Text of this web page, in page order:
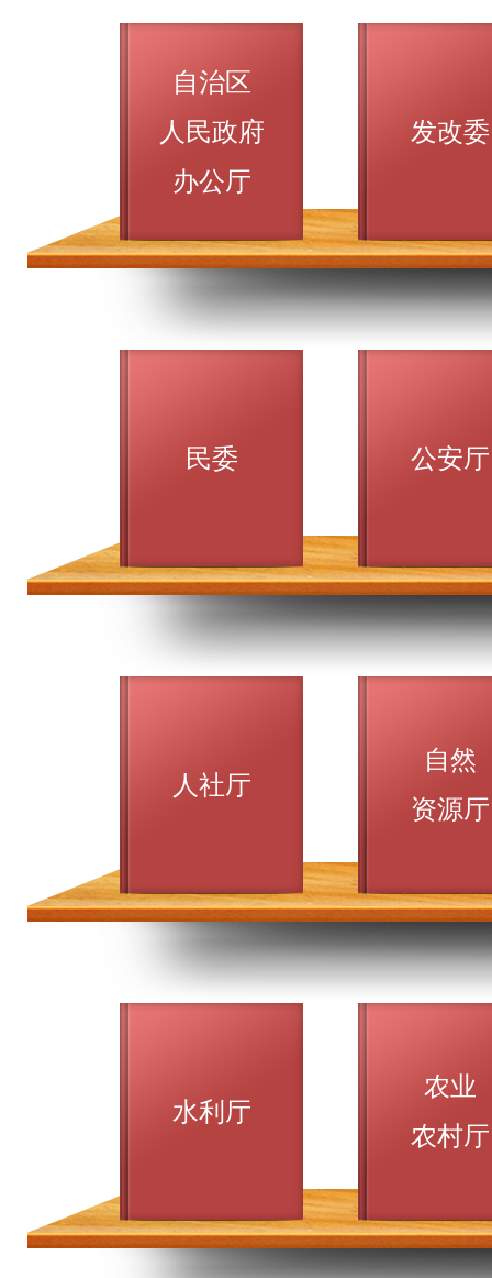
自治区
人民政府
办公厅
发改委
民委 公安厅
人社厅
自然
资源厅
水利厅
农业
农村厅